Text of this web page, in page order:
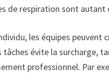
de respiration sont
les équipes
tâches évite la surcharge,
professionnel. Par